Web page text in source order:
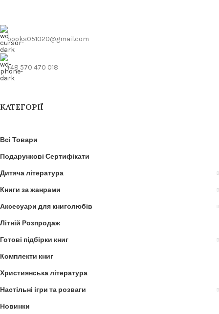
books051020@gmail.com
+48 570 470 018
КАТЕГОРІЇ
Всі Товари
Подарункові Сертифікати
Дитяча література
Книги за жанрами
Аксесуари для книголюбів
Літній Розпродаж
Готові підбірки книг
Комплекти книг
Християнська література
Настільні ігри та розваги
Новинки